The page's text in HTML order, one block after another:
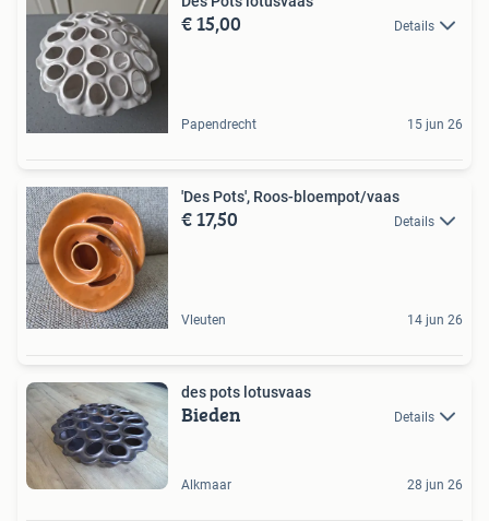
€ 15,00 Details
Papendrecht 15 jun 26
'Des Pots', Roos-bloempot/vaas
€ 17,50 Details
Vleuten 14 jun 26
des pots lotusvaas
Bieden Details
Alkmaar 28 jun 26